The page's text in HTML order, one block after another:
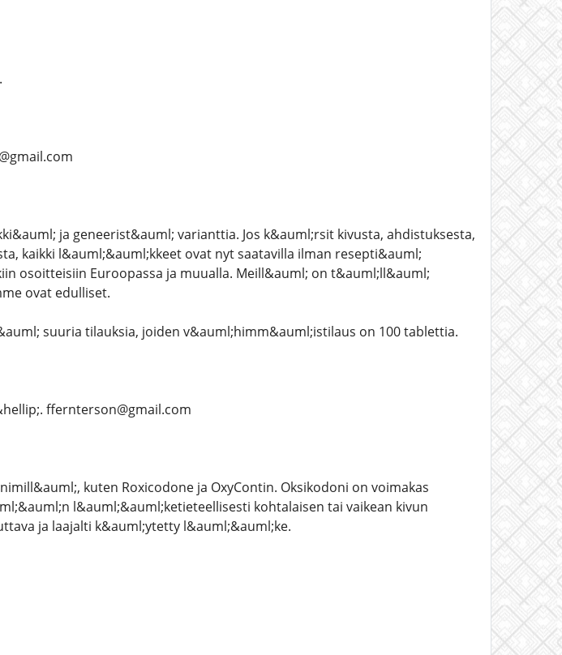
ja geneerist&auml; varianttia. Jos k&auml;rsit kivusta, ahdistuksesta,
kaikki l&auml;&auml;kkeet ovat nyt saatavilla ilman resepti&auml;
osoitteisiin Euroopassa ja muualla. Meill&auml; on t&auml;ll&auml;
ovat edulliset.
suuria tilauksia, joiden v&auml;himm&auml;istilaus on 100 tablettia.
ffernterson@gmail.com
kuten Roxicodone ja OxyContin. Oksikodoni on voimakas
l&auml;&auml;ketieteellisesti kohtalaisen tai vaikean kivun
ja laajalti k&auml;ytetty l&auml;&auml;ke.